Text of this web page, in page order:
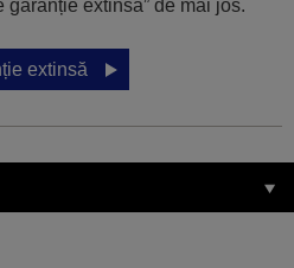
garanție extinsă” de mai jos.
extinsă